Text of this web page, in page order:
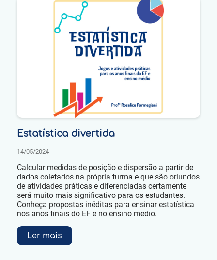
Estatística divertida
14/05/2024
Calcular medidas de posição e dispersão a partir de
dados coletados na própria turma e que são oriundos
de atividades práticas e diferenciadas certamente
será muito mais significativo para os estudantes.
Conheça propostas inéditas para ensinar estatística
nos anos finais do EF e no ensino médio.
Ler mais